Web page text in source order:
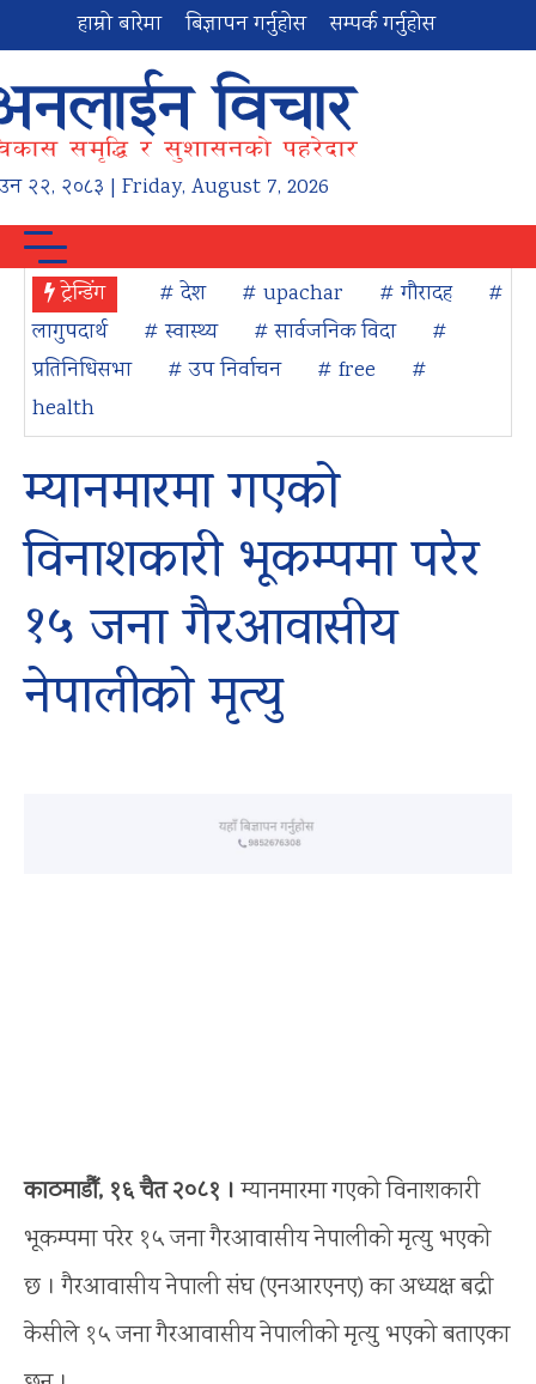
हाम्रो बारेमा बिज्ञापन गर्नुहोस सम्पर्क गर्नुहोस
२२, २०८३ | Friday, August 7, 2026
ट्रेन्डिंग # देश # upachar # गौरादह
#
लागुपदार्थ
# स्वास्थ्य # सार्वजनिक विदा
#
प्रतिनिधिसभा
# उप निर्वाचन # free
#
health
म्यानमारमा गएको
विनाशकारी भूकम्पमा परेर
१५ जना गैरआवासीय
नेपालीको मृत्यु
काठमाडौँ, १६ चैत २०८१ । म्यानमारमा गएको विनाशकारी
भूकम्पमा परेर १५ जना गैरआवासीय नेपालीको मृत्यु भएको
छ । गैरआवासीय नेपाली संघ (एनआरएनए) का अध्यक्ष बद्री
केसीले १५ जना गैरआवासीय नेपालीको मृत्यु भएको बताएका